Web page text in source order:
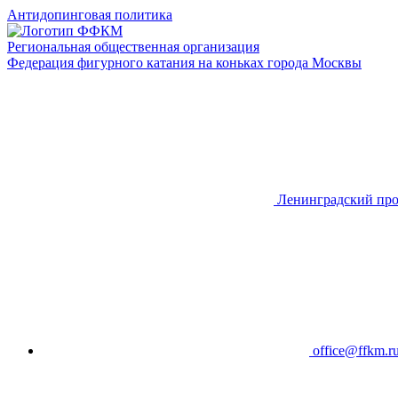
Антидопинговая политика
Региональная общественная организация
Федерация фигурного катания на коньках города Москвы
Ленинградский
office@ffkm.ru